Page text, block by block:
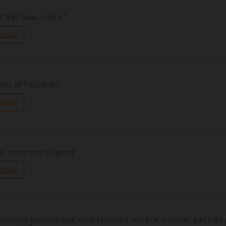
très beau cadre.”
of Toscana!”
room not so good”
sympathique mais chambre sombre, humide, pas très